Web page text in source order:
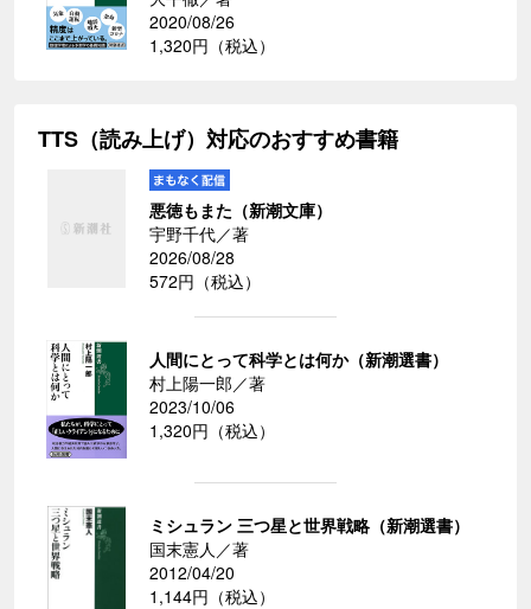
2020/08/26
1,320円（税込）
TTS（読み上げ）対応のおすすめ書籍
悪徳もまた（新潮文庫）
宇野千代／著
2026/08/28
572円（税込）
人間にとって科学とは何か（新潮選書）
村上陽一郎／著
2023/10/06
1,320円（税込）
ミシュラン 三つ星と世界戦略（新潮選書）
国末憲人／著
2012/04/20
1,144円（税込）